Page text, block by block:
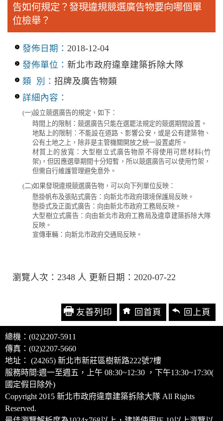
告如何規定？發現違規競選廣告物要向哪個單
位檢舉？
發佈日期： 2018-12-04
發佈單位： 新北市政府違章建築拆除大隊
類 別： 招牌及廣告物類
詳細內容：
(一)設立競選廣告的規定，如下：
時間上的限制：競選廣告只能在選罷法規定的競選期間設置。
地點上的限制：不能設在道路、影響公安，或是公有建築物、
公有土地之上，除非是主管機關開放之統一設置處所。
材質上的放寬：大型樹立式廣告物原不得使用可燃材料(竹
架)，但因應選舉期間十分短暫，所以競選廣告可以使用竹架，
但需自行維護管理避免意外。
(二)如果發現違規競選廣告物，可以向下列單位反映：
懸掛帆布及張貼式廣告：向新北市政府環境保護局反映。
懸掛式及正面式廣告：向由新北市政府工務局反映。
大型樹立式廣告：向由新北市政府工務局及違章建築拆除大隊
反映。
宣傳車輛：向新北市政府交通局反映。
瀏覽人次：2348 人 更新日期：2020-07-22
友善列印 回首頁 回上頁
總機：(02)2207-5911
傳真：(02)2207-5660
地址： (24265) 新北市新莊區樹新路222號7樓
服務時間:週一至週五，上午 08:30~12:30 ，下午13:30~17:30(
國定假日除外)
Copyright 2015 新北市政府違章建築拆除大隊 All Rights
Reserved.